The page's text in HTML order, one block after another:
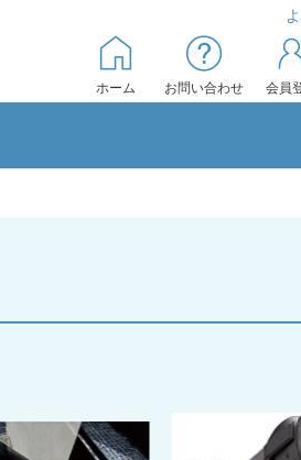
ホーム お問い合わせ 会員